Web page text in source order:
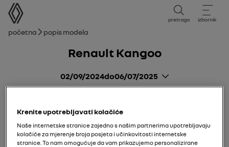
korisnički priručnik
pretraga izbornik
mrvice
Početna Popis modela
Renault Kangoo
02/09/2024do06/07/2025
Krenite upotrebljavati kolačiće
Naše internetske stranice zajedno s našim partnerima upotrebljavaju
kolačiće za mjerenje broja posjeta i učinkovitosti internetske
stranice. To nam omogućuje da vam prikazujemo personalizirane